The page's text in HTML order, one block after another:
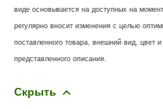
виде основывается на доступных на
регулярно вносит изменения с целью
поставленного товара, внешний вид, цвет и
представленного описания.
Скрыть